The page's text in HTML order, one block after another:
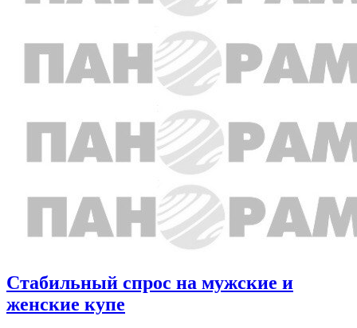
Стабильный спрос на мужские и
женские купе